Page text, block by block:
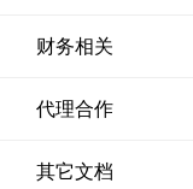
财务相关
代理合作
其它文档